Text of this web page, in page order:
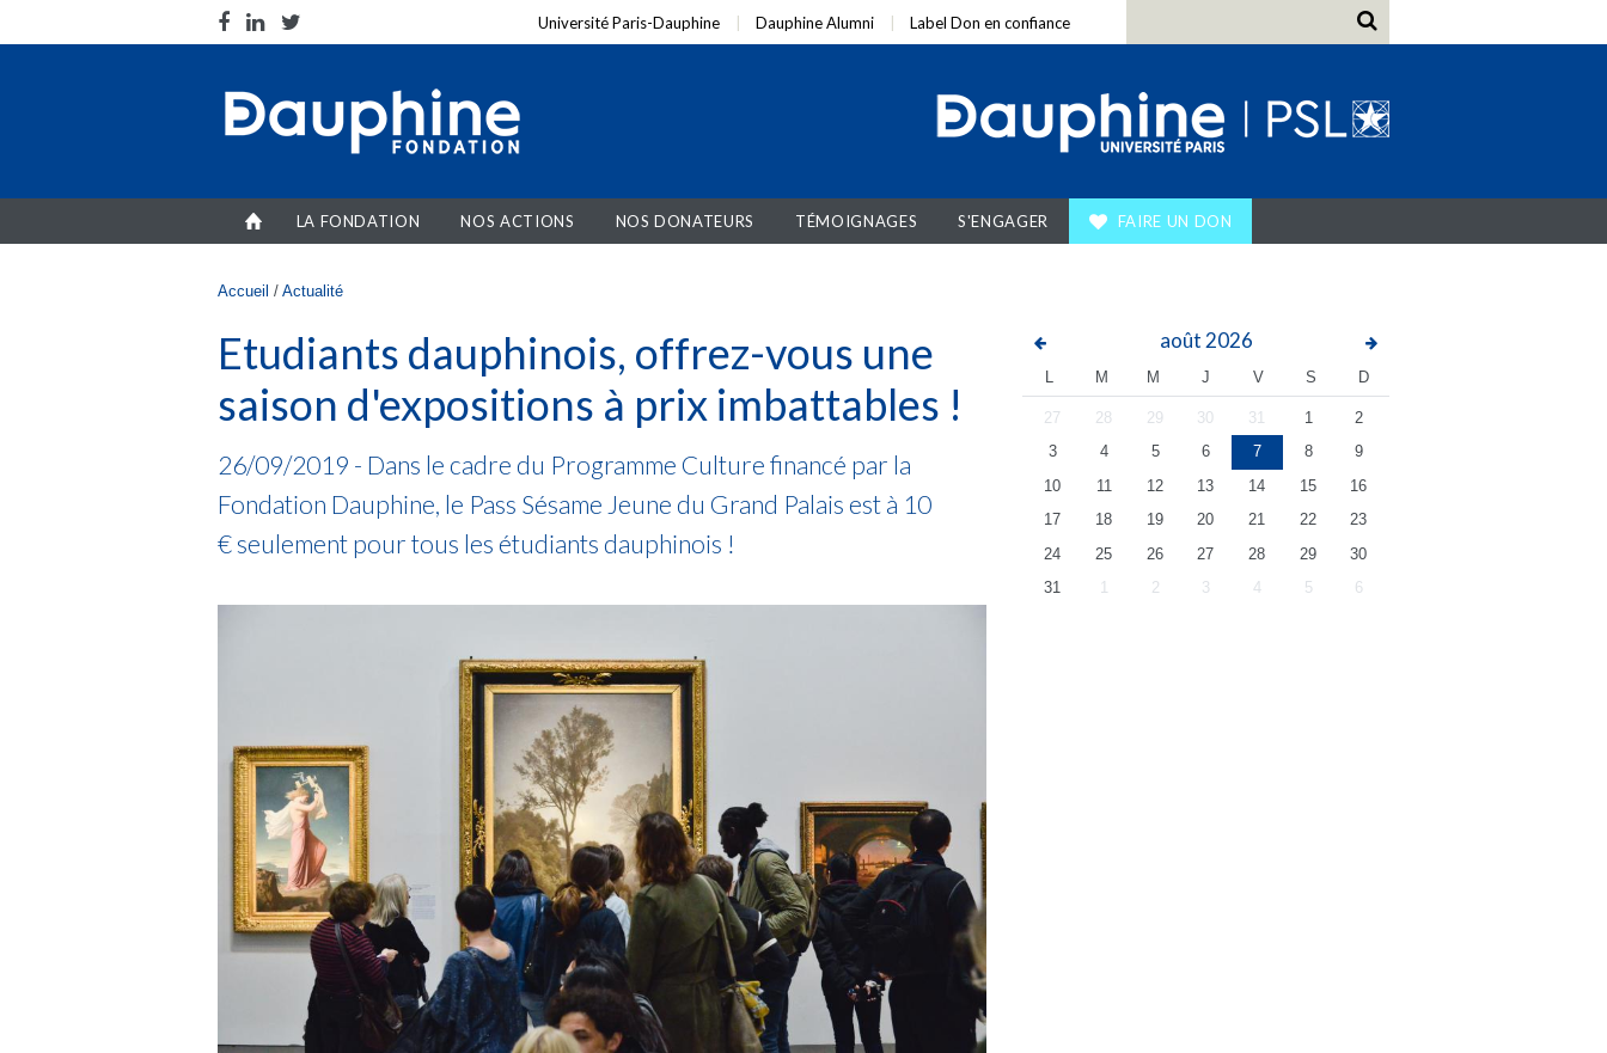
Université Paris-Dauphine Dauphine Alumni Label Don en confiance
LA FONDATION NOS ACTIONS NOS DONATEURS TÉMOIGNAGES S'ENGAGER FAIRE UN DON
Vous êtes ici
Accueil / Actualité
Etudiants dauphinois, offrez-vous une
saison d'expositions à prix imbattables !
26/09/2019 - Dans le cadre du Programme Culture financé par la
Fondation Dauphine, le Pass Sésame Jeune du Grand Palais est à 10
€ seulement pour tous les étudiants dauphinois !
août 2026
L M M J V S D
27 28 29 30 31 1
2
3
4 5 6 7 8
9
10
11 12 13 14 15
16
17
18 19 20 21 22
23
24
25 26 27 28 29
30
31
1 2 3 4 5 6